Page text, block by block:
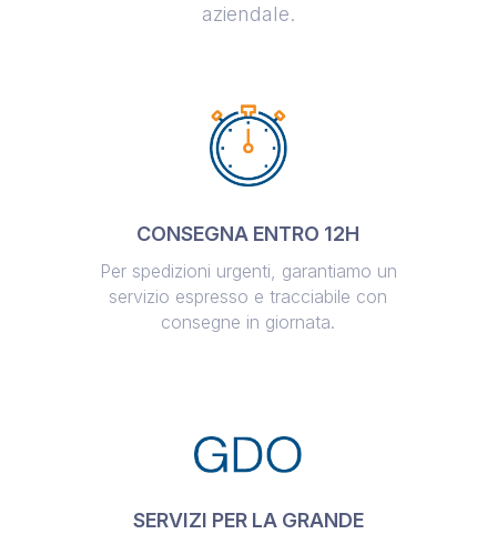
aziendale.
CONSEGNA ENTRO 12H
Per spedizioni urgenti, garantiamo un
servizio espresso e tracciabile con
consegne in giornata.
SERVIZI PER LA GRANDE